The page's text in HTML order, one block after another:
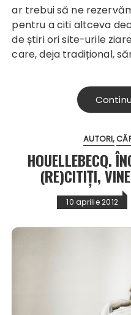
ar trebui să ne
pentru a citi altceva
de știri ori site-urile
care, deja tradițional,
AUTORI
HOUELLEBECQ.
(RE)CITIŢI,
10 aprilie 2012